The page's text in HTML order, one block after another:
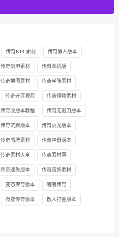
传奇NPC素材 传奇假人版本
传奇剑甲素材 传奇单机版
传奇地图素材 传奇坐骑素材
传奇开区教程 传奇怪物素材
传奇改版本教程 传奇无限刀版本
传奇沉默版本 传奇火龙版本
传奇盾牌素材 传奇神器版本
传奇素材大全 传奇素材网
传奇迷失版本 传奇首饰素材
变态传奇版本 嘟嘟传奇
微变传奇版本 散人打金版本